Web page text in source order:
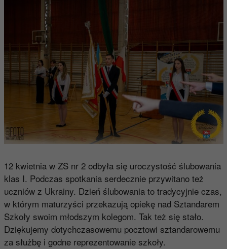
12 kwietnia w ZS nr 2 odbyła się uroczystość ślubowania
klas I. Podczas spotkania serdecznie przywitano też
uczniów z Ukrainy. Dzień ślubowania to tradycyjnie czas,
w którym maturzyści przekazują opiekę nad Sztandarem
Szkoły swoim młodszym kolegom. Tak też się stało.
Dziękujemy dotychczasowemu pocztowi sztandarowemu
za służbę i godne reprezentowanie szkoły.